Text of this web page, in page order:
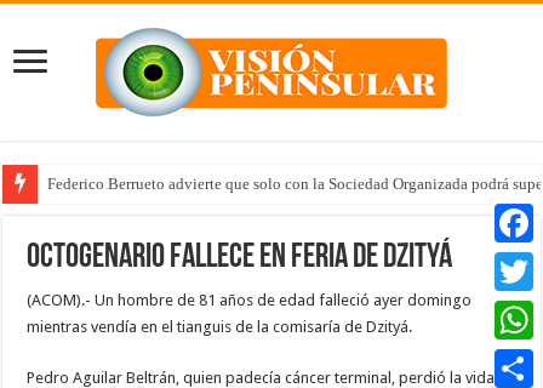
Federico Berrueto advierte que solo con la Sociedad Organizada podrá
Octogenario fallece en feria de Dzityá
(ACOM).- Un hombre de 81 años de edad falleció ayer domingo
mientras vendía en el tianguis de la comisaría de Dzityá.
Pedro Aguilar Beltrán, quien padecía cáncer terminal, perdió la vida
Twitter